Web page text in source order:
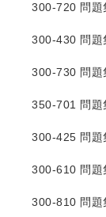
300-720 問題
300-430 問題
300-730 問題
350-701 問題
300-425 問題
300-610 問題
300-810 問題